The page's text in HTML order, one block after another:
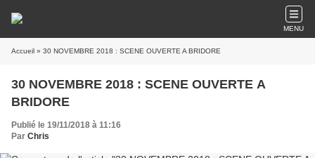
MENU
Accueil » 30 NOVEMBRE 2018 : SCENE OUVERTE A BRIDORE
30 NOVEMBRE 2018 : SCENE OUVERTE A
BRIDORE
Publié le 19/11/2018 à 11:16
Par Chris